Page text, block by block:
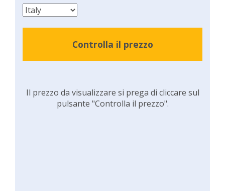
Controlla il prezzo
Il prezzo da visualizzare si prega di cliccare sul
pulsante "Controlla il prezzo".